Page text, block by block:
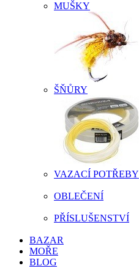
MUŠKY
ŠŇŮRY
VAZACÍ POTŘEBY
OBLEČENÍ
PŘÍSLUŠENSTVÍ
BAZAR
MOŘE
BLOG